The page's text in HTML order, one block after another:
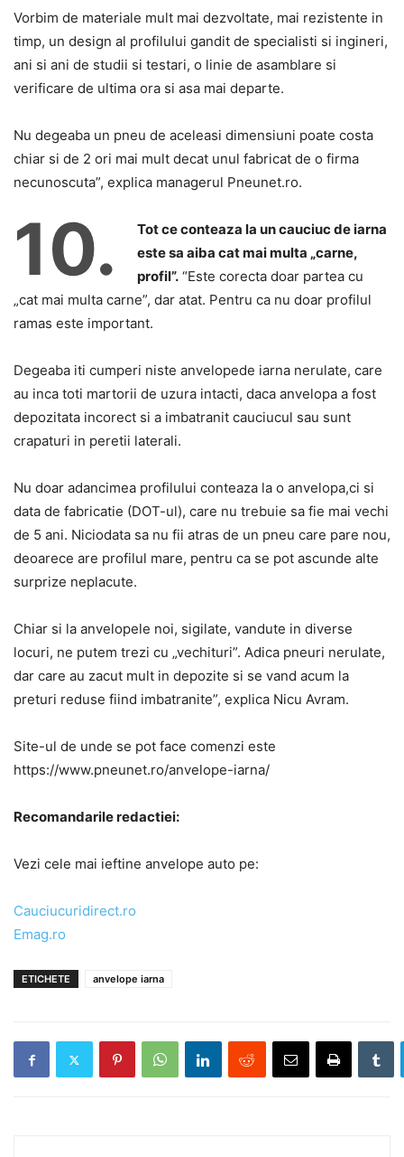
Vorbim de materiale mult mai dezvoltate, mai rezistente in
timp, un design al profilului gandit de specialisti si ingineri,
ani si ani de studii si testari, o linie de asamblare si
verificare de ultima ora si asa mai departe.
Nu degeaba un pneu de aceleasi dimensiuni poate costa
chiar si de 2 ori mai mult decat unul fabricat de o firma
necunoscuta”, explica managerul Pneunet.ro.
10.
Tot ce conteaza la un cauciuc de iarna
este sa aiba cat mai multa „carne,
profil”. “Este corecta doar partea cu
„cat mai multa carne”, dar atat. Pentru ca nu doar profilul
ramas este important.
Degeaba iti cumperi niste anvelopede iarna nerulate, care
au inca toti martorii de uzura intacti, daca anvelopa a fost
depozitata incorect si a imbatranit cauciucul sau sunt
crapaturi in peretii laterali.
Nu doar adancimea profilului conteaza la o anvelopa,ci si
data de fabricatie (DOT-ul), care nu trebuie sa fie mai vechi
de 5 ani. Niciodata sa nu fii atras de un pneu care pare nou,
deoarece are profilul mare, pentru ca se pot ascunde alte
surprize neplacute.
Chiar si la anvelopele noi, sigilate, vandute in diverse
locuri, ne putem trezi cu „vechituri”. Adica pneuri nerulate,
dar care au zacut mult in depozite si se vand acum la
preturi reduse fiind imbatranite”, explica Nicu Avram.
Site-ul de unde se pot face comenzi este
https://www.pneunet.ro/anvelope-iarna/
Recomandarile redactiei:
Vezi cele mai ieftine anvelope auto pe:
Cauciucuridirect.ro
Emag.ro
ETICHETE anvelope iarna